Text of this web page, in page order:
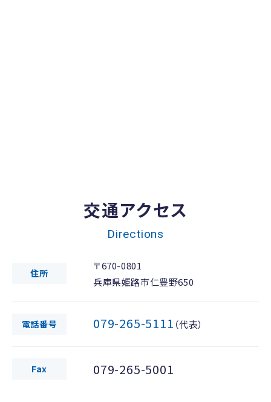
交通アクセス
Directions
住所
〒670-0801
兵庫県姫路市仁豊野650
電話番号 079-265-5111 （代表）
Fax 079-265-5001